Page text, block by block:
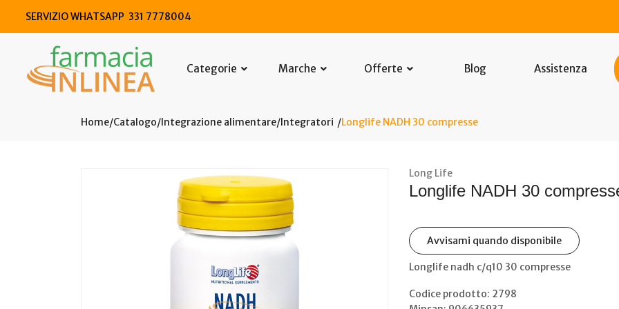
SERVIZIO WHATSAPP 331 7778004
Categorie Marche Offerte Blog Assistenza
Home Catalogo/Integrazione alimentare/Integratori Longlife NADH 30 compresse
Long Life
Longlife NADH 30
Avvisami quando disponibile
Longlife nadh c/q10 30 compresse
Codice prodotto: 2798